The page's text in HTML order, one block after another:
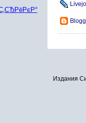
Издания